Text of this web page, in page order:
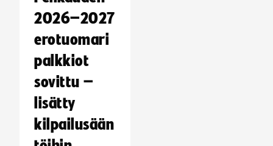
2026–2027
erotuomari
palkkiot
sovittu –
lisätty
kilpailusään